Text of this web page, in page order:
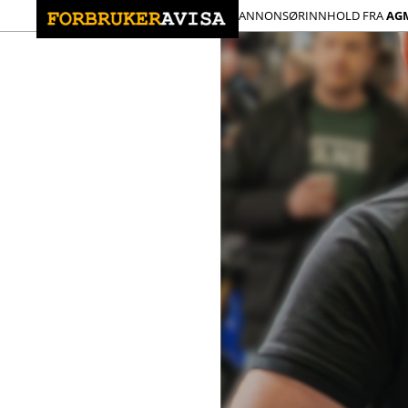
ANNONSØRINNHOLD FRA